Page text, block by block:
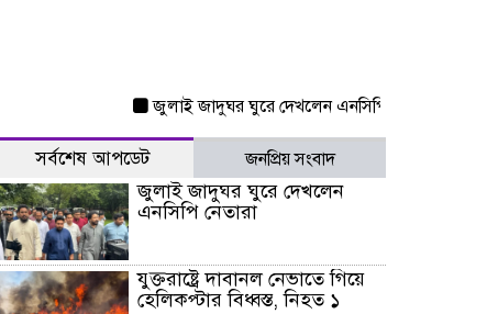
জুলাই জাদুঘর ঘুরে দেখলেন এনসিপি নেতারা
সর্বশেষ আপডেট জনপ্রিয় সংবাদ
জুলাই জাদুঘর ঘুরে দেখলেন
এনসিপি নেতারা
যুক্তরাষ্ট্রে দাবানল নেভাতে গিয়ে
হেলিকপ্টার বিধ্বস্ত, নিহত ১